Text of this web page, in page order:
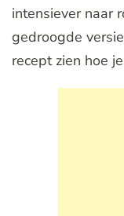
intensiever naar
gedroogde
recept zien hoe